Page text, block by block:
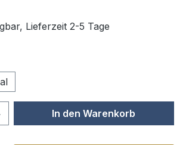
Lieferzeit 2-5 Tage
Gib den
In den Warenkorb